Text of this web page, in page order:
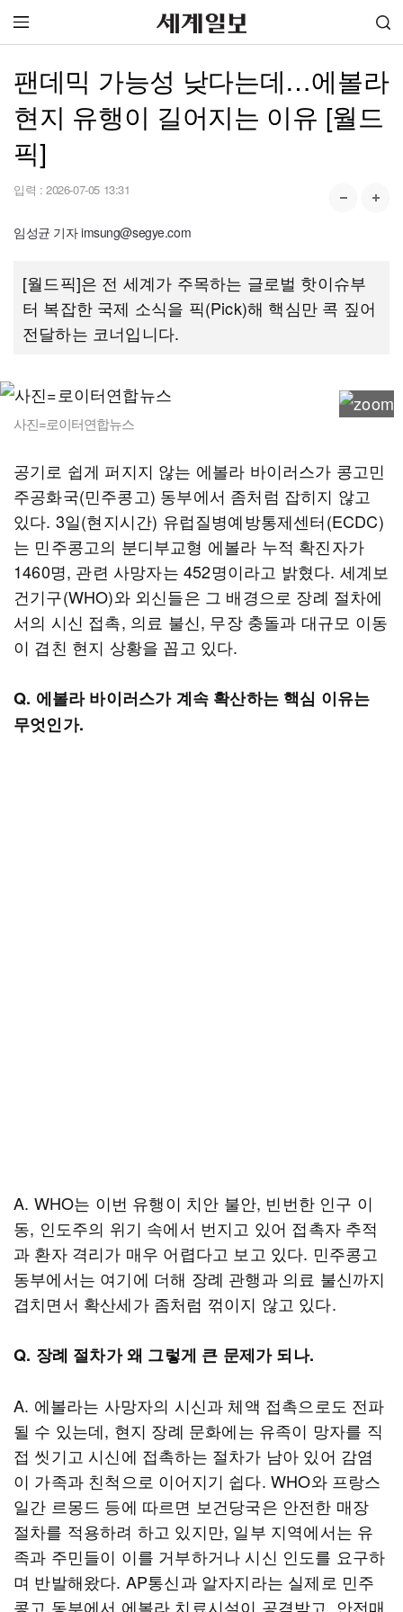
팬데믹 가능성 낮다는데…에볼라
현지 유행이 길어지는 이유 [월드
픽]
입력 : 2026-07-05 13:31
임성균 기자 imsung@segye.com
[월드픽]은 전 세계가 주목하는 글로벌 핫이슈부
터 복잡한 국제 소식을 픽(Pick)해 핵심만 콕 짚어
전달하는 코너입니다.
사진=로이터연합뉴스
공기로 쉽게 퍼지지 않는 에볼라 바이러스가 콩고민
주공화국(민주콩고) 동부에서 좀처럼 잡히지 않고
있다. 3일(현지시간) 유럽질병예방통제센터(ECDC)
는 민주콩고의 분디부교형 에볼라 누적 확진자가
1460명, 관련 사망자는 452명이라고 밝혔다. 세계보
건기구(WHO)와 외신들은 그 배경으로 장례 절차에
서의 시신 접촉, 의료 불신, 무장 충돌과 대규모 이동
이 겹친 현지 상황을 꼽고 있다.
Q. 에볼라 바이러스가 계속 확산하는 핵심 이유는
무엇인가.
A. WHO는 이번 유행이 치안 불안, 빈번한 인구 이
동, 인도주의 위기 속에서 번지고 있어 접촉자 추적
과 환자 격리가 매우 어렵다고 보고 있다. 민주콩고
동부에서는 여기에 더해 장례 관행과 의료 불신까지
겹치면서 확산세가 좀처럼 꺾이지 않고 있다.
Q. 장례 절차가 왜 그렇게 큰 문제가 되나.
A. 에볼라는 사망자의 시신과 체액 접촉으로도 전파
될 수 있는데, 현지 장례 문화에는 유족이 망자를 직
접 씻기고 시신에 접촉하는 절차가 남아 있어 감염
이 가족과 친척으로 이어지기 쉽다. WHO와 프랑스
일간 르몽드 등에 따르면 보건당국은 안전한 매장
절차를 적용하려 하고 있지만, 일부 지역에서는 유
족과 주민들이 이를 거부하거나 시신 인도를 요구하
며 반발해왔다. AP통신과 알자지라는 실제로 민주
콩고 동부에서 에볼라 치료시설이 공격받고, 안전매